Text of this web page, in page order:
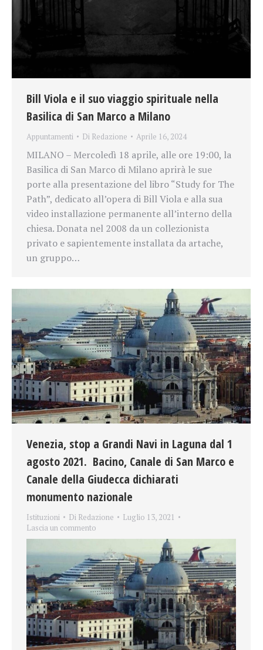
Bill Viola e il suo viaggio spirituale nella
Basilica di San Marco a Milano
Appuntamenti Di Redazione Aprile 16, 2024
MILANO – Mercoledì 18 aprile, alle ore 19:00, la
Basilica di San Marco di Milano aprirà le sue
porte alla presentazione del libro “Study for The
Path”, dedicato all’opera di Bill Viola e alla sua
video installazione permanente all’interno della
chiesa. Donata nel 2008 da un collezionista
privato e sapientemente installata da artache,
un gruppo…
Venezia, stop a Grandi Navi in Laguna dal 1
agosto 2021. Bacino, Canale di San Marco e
Canale della Giudecca dichiarati
monumento nazionale
Istituzioni Di Redazione
Luglio 13, 2021
Lascia un commento